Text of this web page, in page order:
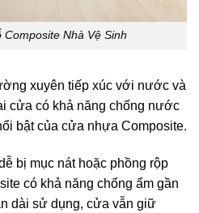
Nhà Vệ Sinh
xuyên tiếp xúc với nước và
cửa có khả năng chống nước
bật của cửa nhựa Composite.
bị mục nát hoặc phồng rộp
có khả năng chống ẩm gần
dài sử dụng, cửa vẫn giữ